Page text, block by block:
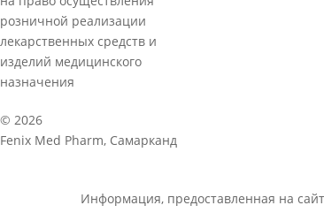
розничной реализации
лекарственных средств и
изделий медицинского
назначения
© 2026
Fenix Med Pharm, Самарканд
Информация, предоставленная на